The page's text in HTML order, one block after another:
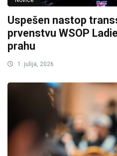
Uspešen nastop
prvenstvu WSOP
prahu
1. julija, 2026